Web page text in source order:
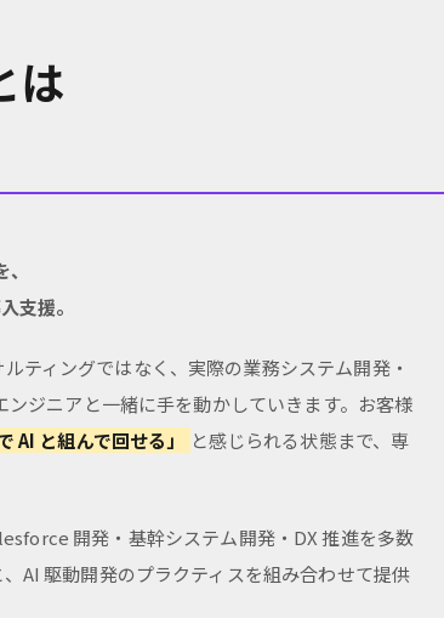
は
支援。
ティングではなく、実際の業務システム開発・
ジニアと一緒に手を動かしていきます。お客様
AI と組んで回せる」
と感じられる状態まで、専
開発・基幹システム開発・DX 推進を多数
AI 駆動開発のプラクティスを組み合わせて提供